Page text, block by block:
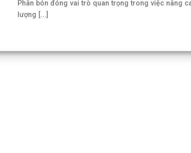
Phân bón đóng vai trò quan trọng trong việc nâng
lượng [...]